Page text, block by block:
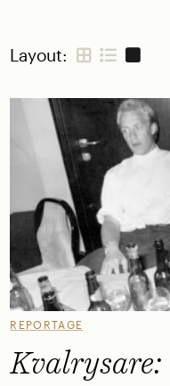
Layout:
REPORTAGE
Kvalrysare: